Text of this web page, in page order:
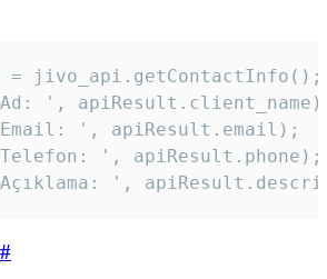
jivo_api.getContactInfo();
',
', apiResult.email);
', apiResult.phone);
',
#